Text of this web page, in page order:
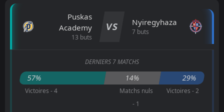
Puskas
Academy
13 buts
VS Nyiregyhaza
7 buts
DERNIERS 7 MATCHS
57% 14% 29%
Victoires - 4
Matchs nuls
- 1
Victoires - 2